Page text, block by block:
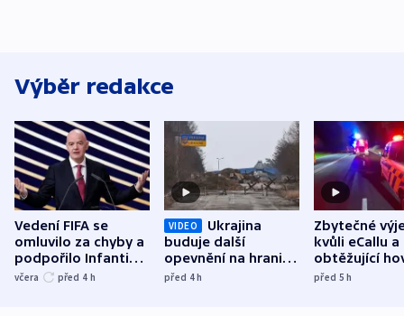
Výběr redakce
Vedení FIFA se
omluvilo za chyby a
podpořilo Infantina.
UEFA trvá na
včera před 4 h
VIDEO
Ukrajina
buduje další
opevnění na hranici
s Běloruskem
před 4h
Zbytečné
kvůli eCallu a
obtěžující
zdržují
před 5h